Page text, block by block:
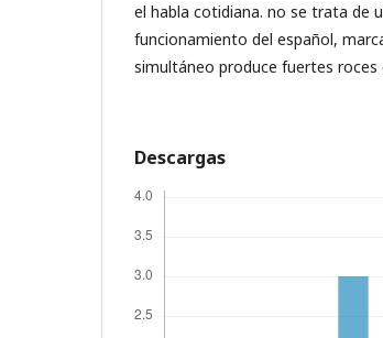
el habla cotidiana. no se trata de
funcionamiento del español,
simultáneo produce fuertes roces
Descargas